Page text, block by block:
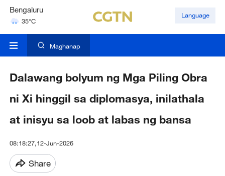
Bengaluru
35°C
Hyderabad
Language
Maghanap
Dalawang bolyum ng Mga Piling Obra
ni Xi hinggil sa diplomasya, inilathala
at inisyu sa loob at labas ng bansa
08:18:27,12-Jun-2026
Share